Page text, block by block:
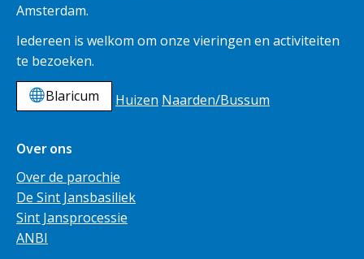
Amsterdam.
Iedereen is welkom om onze vieringen en activiteiten
te bezoeken.
Blaricum
Huizen Naarden/Bussum
Over ons
Over de parochie
De Sint Jansbasiliek
Sint Jansprocessie
ANBI